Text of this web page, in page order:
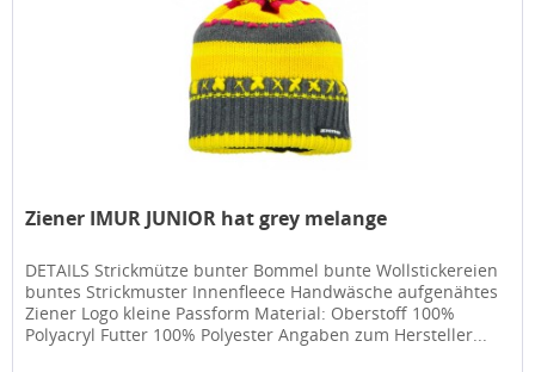
Ziener IMUR JUNIOR hat grey melange
DETAILS Strickmütze bunter Bommel bunte Wollstickereien
buntes Strickmuster Innenfleece Handwäsche aufgenähtes
Ziener Logo kleine Passform Material: Oberstoff 100%
Polyacryl Futter 100% Polyester Angaben zum Hersteller...